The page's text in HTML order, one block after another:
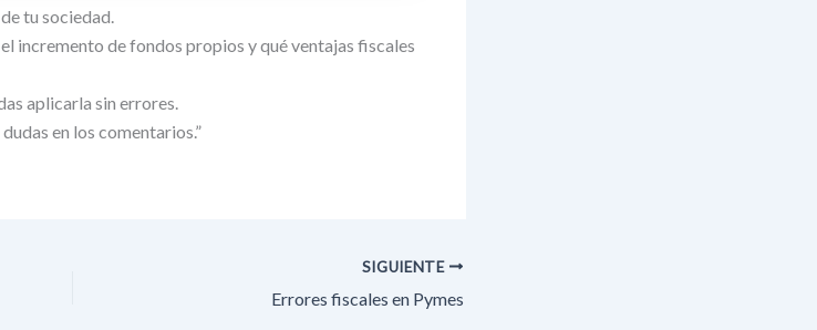
tu sociedad.
incremento de fondos propios y qué ventajas fiscales
aplicarla sin errores.
en los comentarios.”
SIGUIENTE
Errores fiscales en Pymes